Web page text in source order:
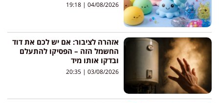
04/08/2026
אזהרה לציבור: אם יש לכם את דוד
החשמל הזה – הפסיקו להתעלם
ובדקו אותו מיד
03/08/2026